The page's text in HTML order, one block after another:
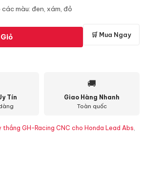
màu: đen, xám, đỏ
🛒 Mua Ngay
Tín
🚚
Giao Hàng Nhanh
Toàn quốc
thắng GH-Racing CNC cho Honda Lead Abs,